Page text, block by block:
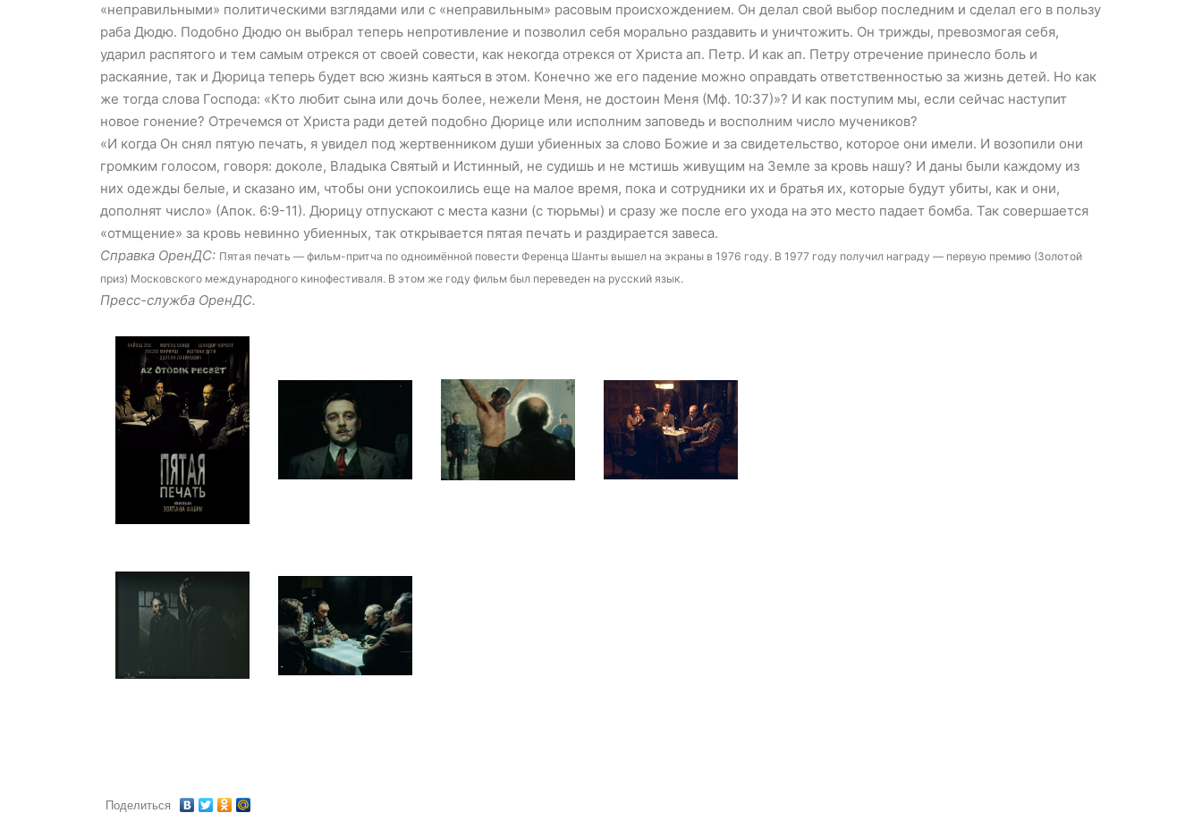
«неправильными» политическими взглядами или с «неправильным» расовым происхождением. Он делал свой выбор последним и сделал его в пользу
раба Дюдю. Подобно Дюдю он выбрал теперь непротивление и позволил себя морально раздавить и уничтожить. Он трижды, превозмогая себя,
ударил распятого и тем самым отрекся от своей совести, как некогда отрекся от Христа ап. Петр. И как ап. Петру отречение принесло боль и
раскаяние, так и Дюрица теперь будет всю жизнь каяться в этом. Конечно же его падение можно оправдать ответственностью за жизнь детей. Но как
же тогда слова Господа: «Кто любит сына или дочь более, нежели Меня, не достоин Меня (Мф. 10:37)»? И как поступим мы, если сейчас наступит
новое гонение? Отречемся от Христа ради детей подобно Дюрице или исполним заповедь и восполним число мучеников?
«И когда Он снял пятую печать, я увидел под жертвенником души убиенных за слово Божие и за свидетельство, которое они имели. И возопили они
громким голосом, говоря: доколе, Владыка Святый и Истинный, не судишь и не мстишь живущим на Земле за кровь нашу? И даны были каждому из
них одежды белые, и сказано им, чтобы они успокоились еще на малое время, пока и сотрудники их и братья их, которые будут убиты, как и они,
дополнят число» (Апок. 6:9-11). Дюрицу отпускают с места казни (с тюрьмы) и сразу же после его ухода на это место падает бомба. Так совершается
«отмщение» за кровь невинно убиенных, так открывается пятая печать и раздирается завеса.
Справка ОренДС: Пятая печать — фильм-притча по одноимённой повести Ференца Шанты вышел на экраны в 1976 году. В 1977 году получил награду — первую премию (Золотой
приз) Московского международного кинофестиваля. В этом же году фильм был переведен на русский язык.
Пресс-служба ОренДС.
Поделиться